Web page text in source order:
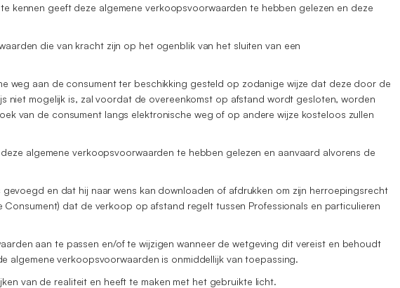
kennen geeft deze algemene verkoopsvoorwaarden te hebben gelezen en deze
die van kracht zijn op het ogenblik van het sluiten van een
weg aan de consument ter beschikking gesteld op zodanige wijze dat deze door de
niet mogelijk is, zal voordat de overeenkomst op afstand wordt gesloten, worden
van de consument langs elektronische weg of op andere wijze kosteloos zullen
algemene verkoopsvoorwaarden te hebben gelezen en aanvaard alvorens de
en dat hij naar wens kan downloaden of afdrukken om zijn herroepingsrecht
dat de verkoop op afstand regelt tussen Professionals en particulieren
aan te passen en/of te wijzigen wanneer de wetgeving dit vereist en behoudt
algemene verkoopsvoorwaarden is onmiddellijk van toepassing.
van de realiteit en heeft te maken met het gebruikte licht.